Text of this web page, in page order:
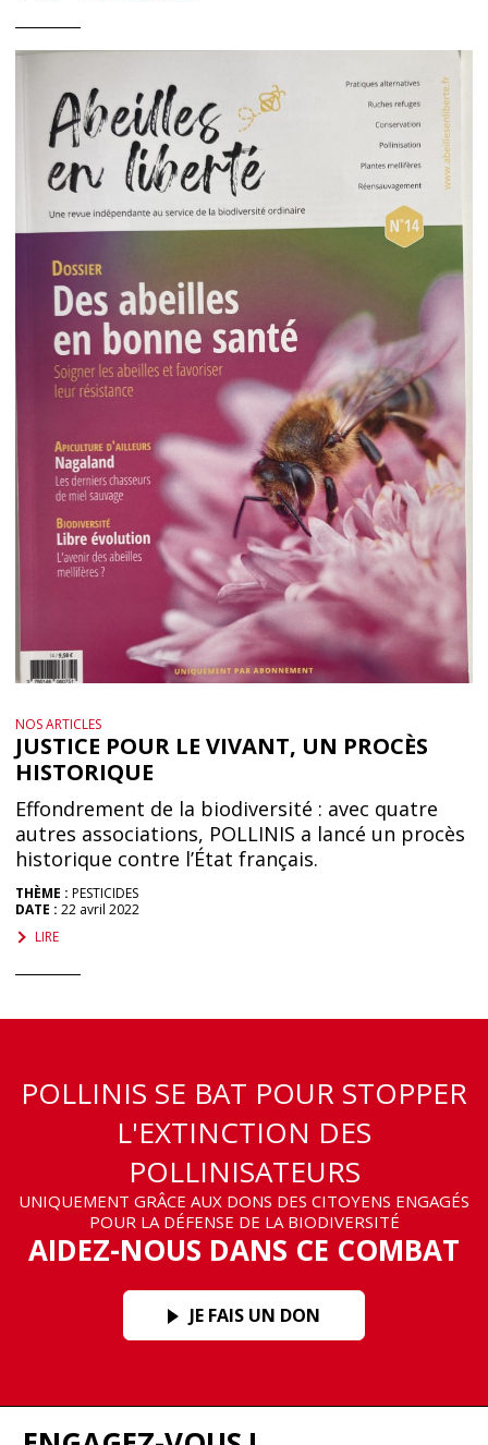
NOS ARTICLES
JUSTICE POUR LE VIVANT, UN PROCÈS
HISTORIQUE
Effondrement de la biodiversité : avec quatre
autres associations, POLLINIS a lancé un procès
historique contre l’État français.
THÈME : PESTICIDES
DATE : 22 avril 2022
LIRE
POLLINIS SE BAT POUR STOPPER
L'EXTINCTION DES
POLLINISATEURS
UNIQUEMENT GRÂCE AUX DONS DES CITOYENS ENGAGÉS
POUR LA DÉFENSE DE LA BIODIVERSITÉ
AIDEZ-NOUS DANS CE COMBAT
JE FAIS UN DON